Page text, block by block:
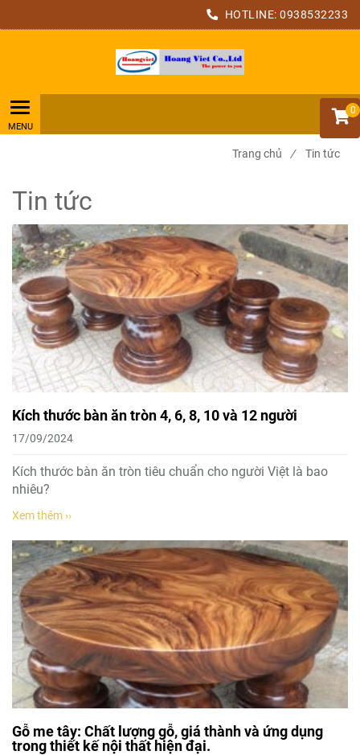
HOTLINE: 0938532233
0
Trang chủ / Tin tức
Tin tức
Kích thước bàn ăn tròn 4, 6, 8, 10 và 12 người
17/09/2024
Kích thước bàn ăn tròn tiêu chuẩn cho người Việt là bao
nhiêu?
Xem thêm ››
Gỗ me tây: Chất lượng gỗ, giá thành và ứng dụng
trong thiết kế nội thất hiện đại.